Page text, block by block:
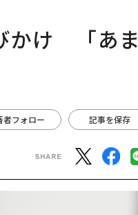
かけ 「あま
者フォロー 記事を保存